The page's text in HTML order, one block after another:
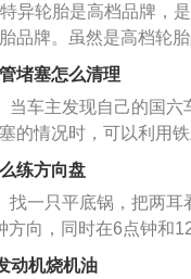
异轮胎是高档品牌，
品牌。虽然是高档轮
高低端的轮胎都有生产
好的开拓市场。
堵塞怎么清理
当车主发现自己的国六
的情况时，可以利用
直接将杂物给取出来，
较严重，也可以采取应
、直接利用木棍将
气管里面的位置处，
拆解开，就可以将堵塞
练方向盘
找一只平底锅，把两耳
方向，同时在6点钟和
标记。 <&list>2、双手
动机烧机油